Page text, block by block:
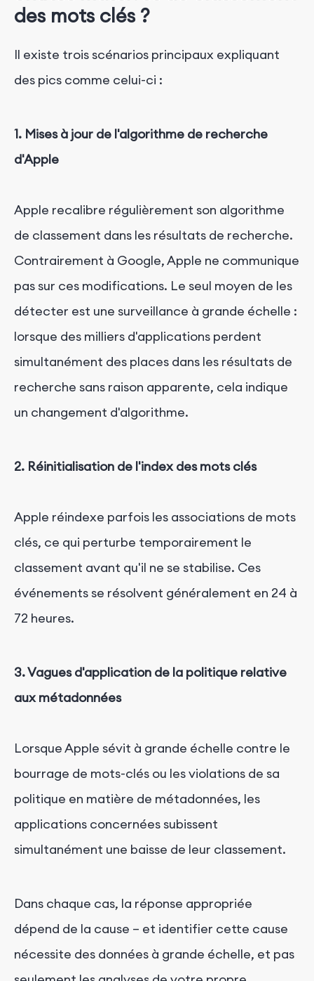
des mots clés ?
Il existe trois scénarios principaux expliquant
des pics comme celui-ci :
1. Mises à jour de l'algorithme de recherche
d'Apple
Apple recalibre régulièrement son algorithme
de classement dans les résultats de recherche.
Contrairement à Google, Apple ne communique
pas sur ces modifications. Le seul moyen de les
détecter est une surveillance à grande échelle :
lorsque des milliers d'applications perdent
simultanément des places dans les résultats de
recherche sans raison apparente, cela indique
un changement d'algorithme.
2. Réinitialisation de l'index des mots clés
Apple réindexe parfois les associations de mots
clés, ce qui perturbe temporairement le
classement avant qu'il ne se stabilise. Ces
événements se résolvent généralement en 24 à
72 heures.
3. Vagues d'application de la politique relative
aux métadonnées
Lorsque Apple sévit à grande échelle contre le
bourrage de mots-clés ou les violations de sa
politique en matière de métadonnées, les
applications concernées subissent
simultanément une baisse de leur classement.
Dans chaque cas, la réponse appropriée
dépend de la cause – et identifier cette cause
nécessite des données à grande échelle, et pas